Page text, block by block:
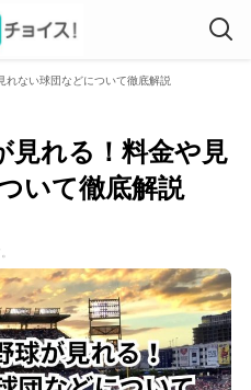
れない球団などについて徹底解説
見れる！料金や見
いて徹底解説